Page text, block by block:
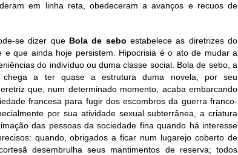
em linha reta, obedeceram a avanços e recuos de
se dizer que Bola de sebo estabelece as diretrizes do
e que ainda hoje persistem. Hipocrisia é o ato de mudar a
do indivíduo ou duma classe social. Bola de sebo, a
chega a ter quase a estrutura duma novela, por seu
que, num determinado momento, acaba embarcando
francesa para fugir dos escombros da guerra franco-
por sua atividade sexual subterrânea, a criatura
das pessoas da sociedade fina quando há interesse
quando, obrigados a ficar num lugarejo coberto de
desembrulha seus mantimentos de reserva; todos